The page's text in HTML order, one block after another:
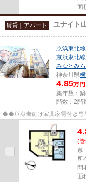
面
賃貸｜アパート ユナイト
京浜東北線
京浜東北線
みなとみ
神奈川県
4.85万円
築年数：
階数：2階
◆◆単身者向け家具家電付き
(
敷
所
間
面